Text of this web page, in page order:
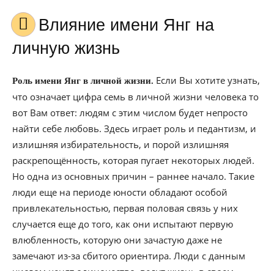
Влияние имени Янг на
личную жизнь
Роль имени Янг в личной жизни. Если Вы хотите узнать,
что означает цифра семь в личной жизни человека то
вот Вам ответ: людям с этим числом будет непросто
найти себе любовь. Здесь играет роль и педантизм, и
излишняя избирательность, и порой излишняя
раскрепощённость, которая пугает некоторых людей.
Но одна из основных причин – раннее начало. Такие
люди еще на периоде юности обладают особой
привлекательностью, первая половая связь у них
случается еще до того, как они испытают первую
влюбленность, которую они зачастую даже не
замечают из-за сбитого ориентира. Люди с данным